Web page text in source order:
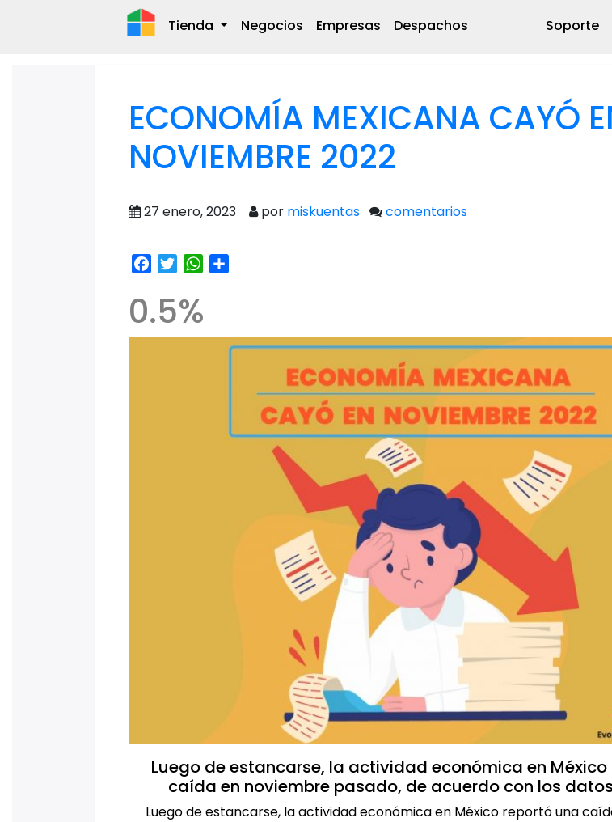
Tienda Negocios Empresas Despachos Soporte
ECONOMÍA MEXICANA CAYÓ
NOVIEMBRE 2022
27 enero, 2023 por miskuentas comentarios
Facebook
TwitterWhatsApp
0.5%
Luego de estancarse, la actividad económica en
caída en noviembre pasado, de acuerdo con los
Luego de estancarse, la actividad económica en México reportó una